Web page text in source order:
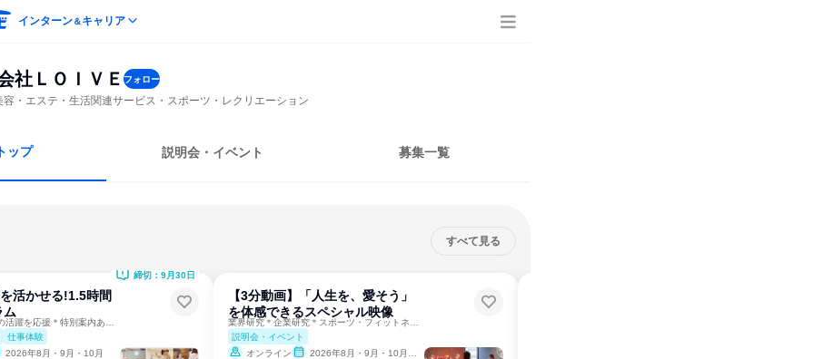
インターン＆キャリア
社ＬＯＩＶＥ フォロー
容・エステ・生活関連サービス・スポーツ・レクリエーション
ップ 説明会・イベント 募集一覧
すべて見る
活かせる!1.5時間
ム
仕事体験
2026年8月・9月・10月
締切：9月30日
【3分動画】「人生を、愛そう」
を体感できるスペシャル映像
説明会・イベント
オンライン
2026年8月・9月・10月・11月・12月